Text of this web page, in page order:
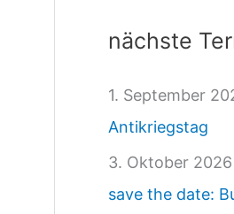
hnächste
1. September
Antikriegstag
3. Oktober
save the date: